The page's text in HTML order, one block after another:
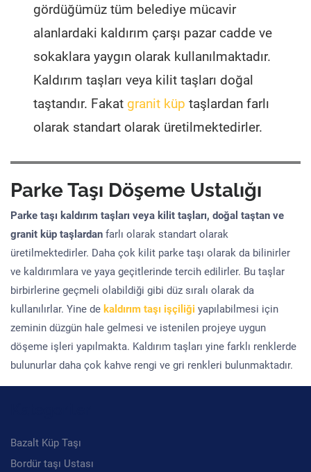
gördüğümüz tüm belediye mücavir
alanlardaki kaldırım çarşı pazar cadde ve
sokaklara yaygın olarak kullanılmaktadır.
Kaldırım taşları veya kilit taşları doğal
taştandır. Fakat granit küp taşlardan farlı
olarak standart olarak üretilmektedirler.
Parke Taşı Döşeme Ustalığı
Parke taşı kaldırım taşları veya kilit taşları, doğal taştan ve
granit küp taşlardan farlı olarak standart olarak
üretilmektedirler. Daha çok kilit parke taşı olarak da bilinirler
ve kaldırımlara ve yaya geçitlerinde tercih edilirler. Bu taşlar
birbirlerine geçmeli olabildiği gibi düz sıralı olarak da
kullanılırlar. Yine de kaldırım taşı işçiliği yapılabilmesi için
zeminin düzgün hale gelmesi ve istenilen projeye uygun
döşeme işleri yapılmakta. Kaldırım taşları yine farklı renklerde
bulunurlar daha çok kahve rengi ve gri renkleri bulunmaktadır.
Bazalt Küp Taşı
Bordür taşı Ustası